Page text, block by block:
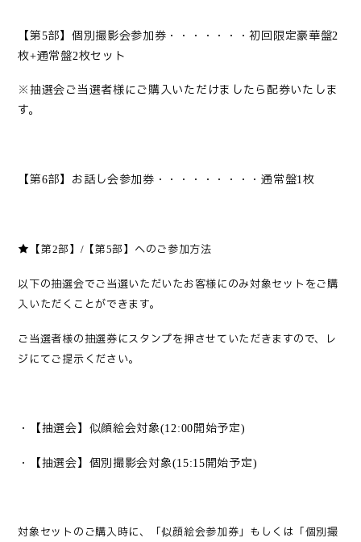
【第5部】個別撮影会参加券・・・・・・・初回限定豪華盤2
枚+通常盤2枚セット
※抽選会ご当選者様にご購入いただけましたら配券いたしま
す。
【第6部】お話し会参加券・・・・・・・・・通常盤1枚
★ 【第2部】 / 【第5部】へのご参加方法
以下の抽選会でご当選いただいたお客様にのみ対象セットをご購
入いただくことができます。
ご当選者様の抽選券にスタンプを押させていただきますので、レ
ジにてご提示ください。
・【抽選会】似顔絵会対象(12:00開始予定)
・【抽選会】個別撮影会対象(15:15開始予定)
対象セットのご購入時に、「似顔絵会参加券」もしくは「個別撮